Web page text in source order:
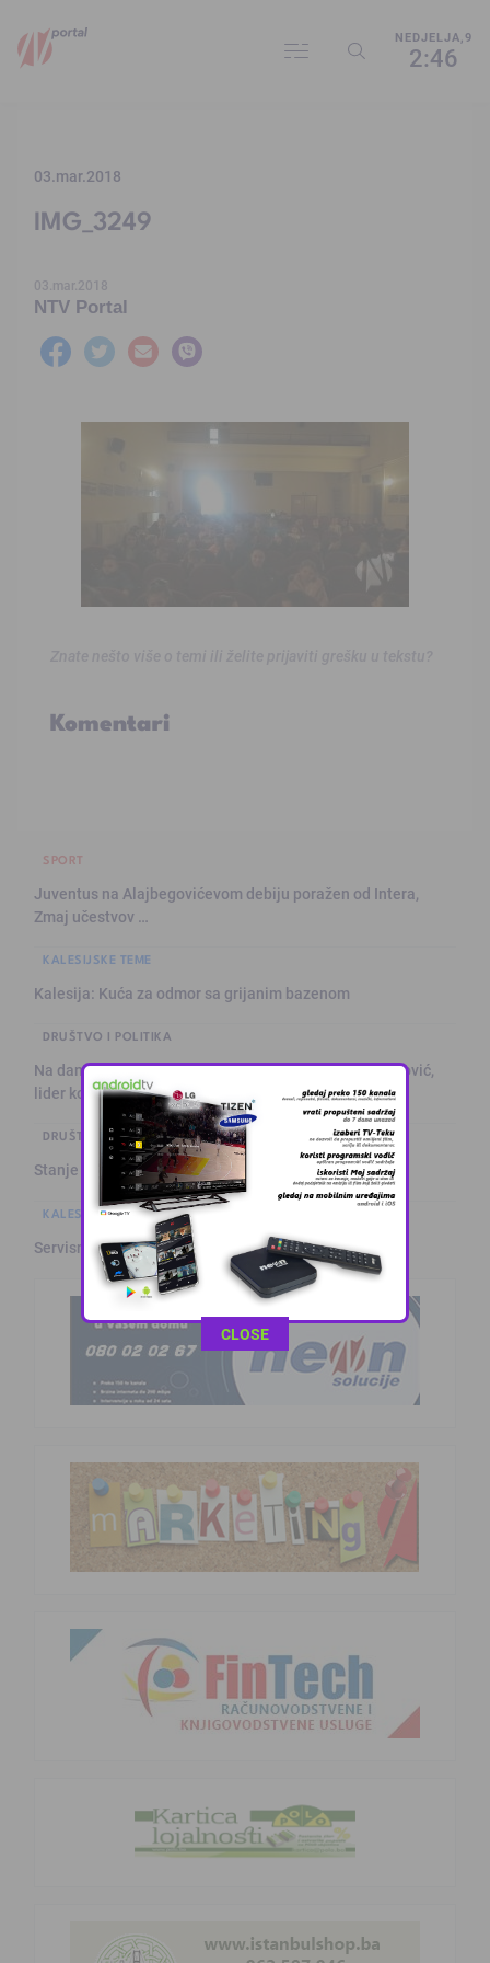
NEDJELJA,9
2:46
03.mar.2018
IMG_3249
03.mar.2018
NTV Portal
Komentari
SPORT
Juventus na Alajbegovićevom debiju poražen od Intera,
Zmaj učestvov …
KALESIJSKE TEME
Kalesija: Kuća za odmor sa grijanim bazenom
DRUŠTVO I POLITIKA
Na današnji dan prije 101. godine rođen Alija Izetbegović,
lider ko …
DRUŠTVO I POLITIKA
Stanje na putevima
KALESIJSKE TEME
Servisne informacije iz Kalesije (8.8.2026.)
This popup will close in:
CLOSE